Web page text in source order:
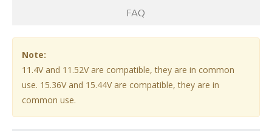
FAQ
Note:
11.4V and 11.52V are compatible, they are in common
use. 15.36V and 15.44V are compatible, they are in
common use.